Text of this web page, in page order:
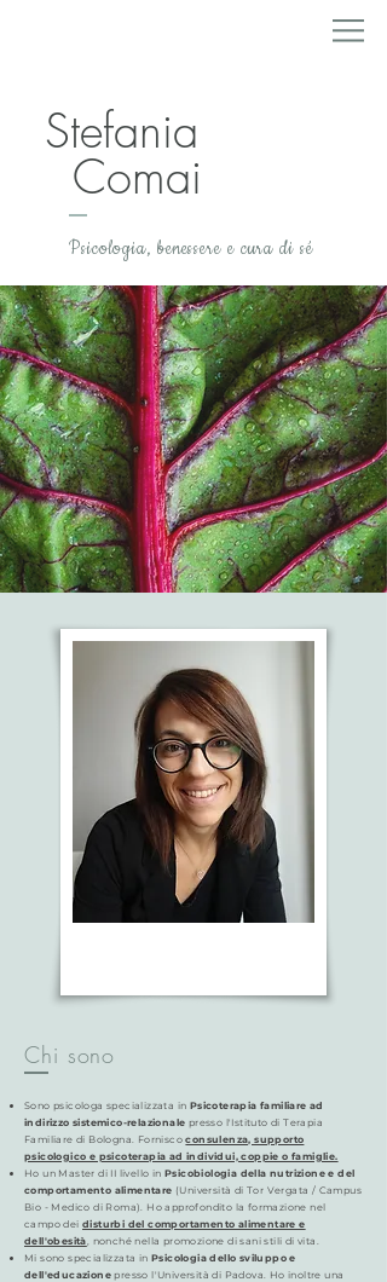
Psicologia, benessere e cura di sé
Stefania
Comai
Chi sono
Sono psicologa specializzata in Psicoterapia familiare ad
indirizzo sistemico-relazionale presso l'Istituto di Terapia
Familiare di Bologna. Forniscoconsulenza, supporto
psicologico e psicoterapia ad individui, coppie o famiglie.
Ho un Master di II livello in Psicobiologia della nutrizione e del
comportamento alimentare (Università di Tor Vergata / Campus
Bio - Medico di Roma). Ho approfondito la formazione nel
campo deidisturbi del comportamento alimentare e
dell'obesità, nonché nella promozione di sani stili di vita.
Mi sono specializzata in Psicologia dello sviluppo e
dell'educazione presso l'Università di Padova. Ho inoltre una